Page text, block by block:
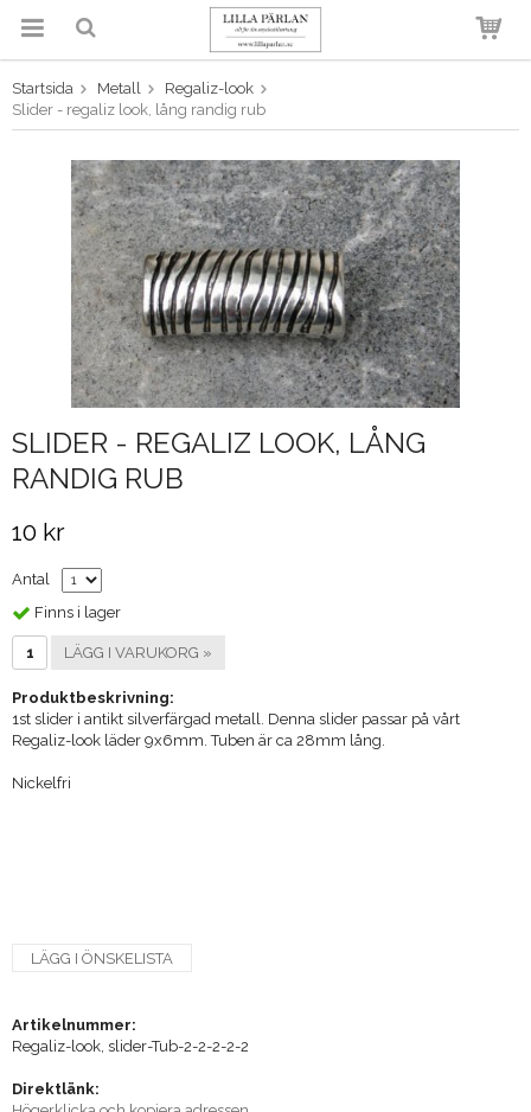
Produkten har blivit tillagd i
varukorgen
Startsida Metall
Regaliz-look
Slider - regaliz look, lång randig rub
SLIDER - REGALIZ LOOK, LÅNG
RANDIG RUB
10 kr
Antal
Finns i lager
LÄGG I VARUKORG »
Produktbeskrivning:
1st slider i antikt silverfärgad metall. Denna slider passar på vårt
Regaliz-look läder 9x6mm. Tuben är ca 28mm lång.
Nickelfri
LÄGG I ÖNSKELISTA
Artikelnummer:
Regaliz-look, slider-Tub-2-2-2-2-2
Direktlänk: